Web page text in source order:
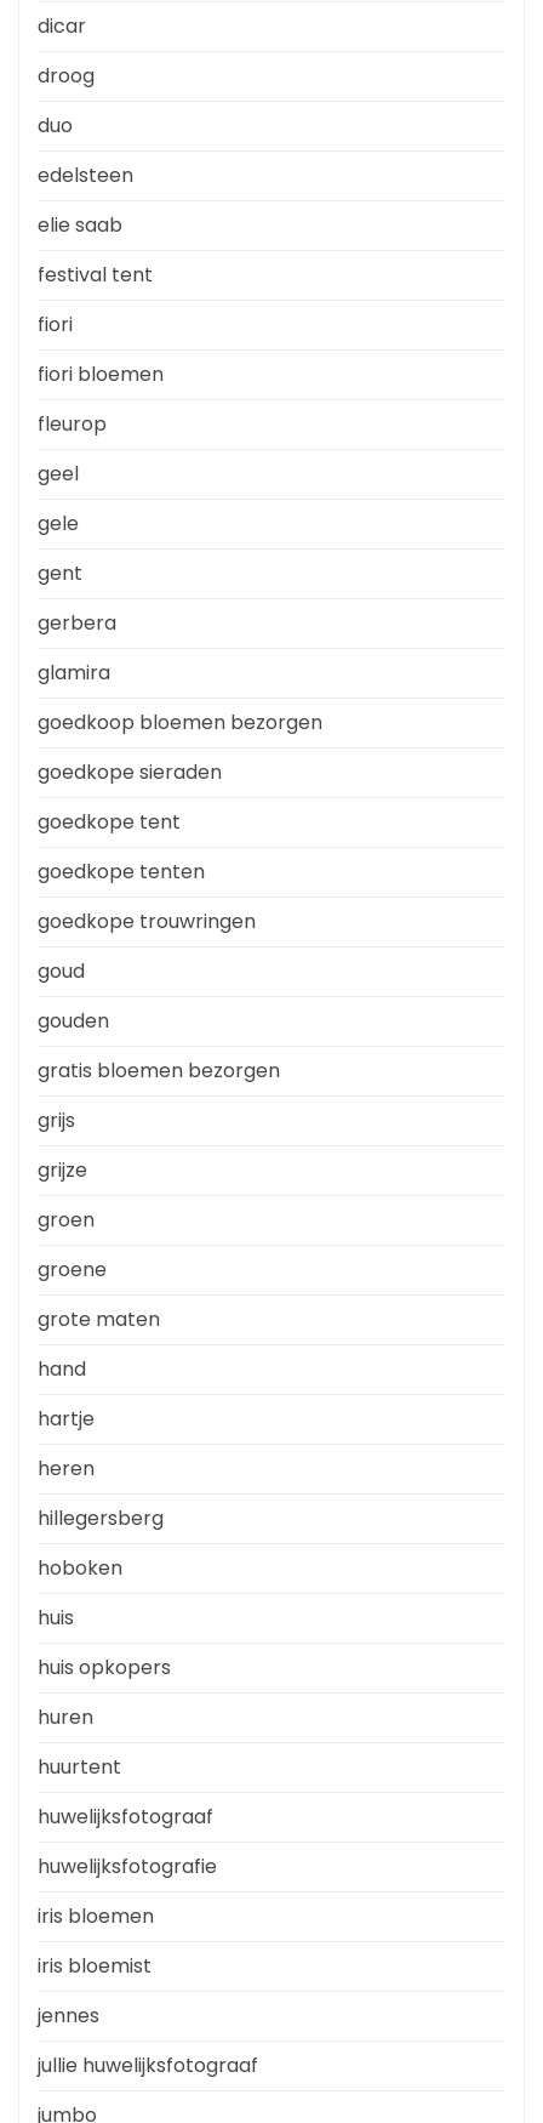
dicar
droog
duo
edelsteen
elie saab
festival tent
fiori
fiori bloemen
fleurop
geel
gele
gent
gerbera
glamira
goedkoop bloemen bezorgen
goedkope sieraden
goedkope tent
goedkope tenten
goedkope trouwringen
goud
gouden
gratis bloemen bezorgen
grijs
grijze
groen
groene
grote maten
hand
hartje
heren
hillegersberg
hoboken
huis
huis opkopers
huren
huurtent
huwelijksfotograaf
huwelijksfotografie
iris bloemen
iris bloemist
jennes
jullie huwelijksfotograaf
jumbo